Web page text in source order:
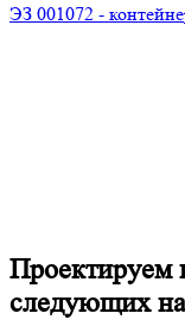
ЭЗ 001072 -
Проектируем
следующих